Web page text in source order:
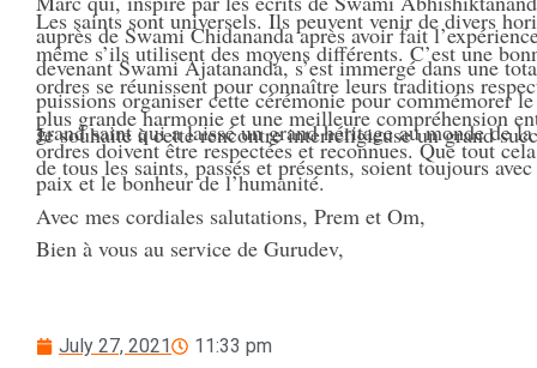
auprès de Swami Chidananda après avoir fait
devenant Swami Ajatananda, s’est immergé dans une
puissions organiser cette cérémonie pour commémorer
grand saint qui a laissé un grand héritage au monde de
Les saints sont universels. Ils peuvent venir de divers
même s’ils utilisent des moyens différents. C’est une
ordres se réunissent pour connaître leurs traditions
plus grande harmonie et une meilleure compréhension
ordres doivent être respectées et reconnues. Que tout
paix et le bonheur de l’humanité.
Je souhaite à cette rencontre interreligieuse un grand
de tous les saints, passés et présents, soient toujours
Avec mes cordiales salutations, Prem et Om,
Bien à vous au service de Gurudev,
July 27, 2021 11:33 pm